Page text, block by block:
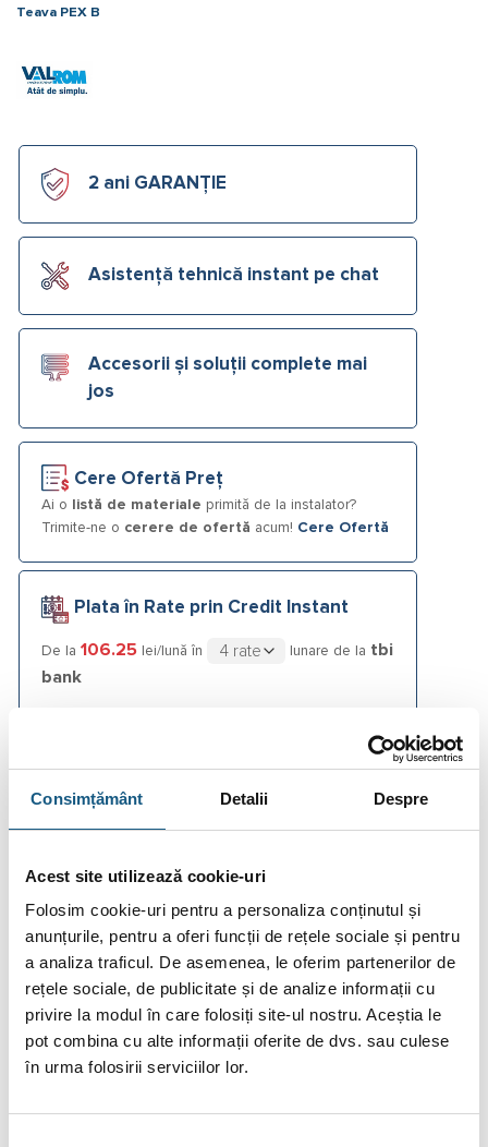
Consimțământ Detalii Despre
Acest site utilizează cookie-uri
Folosim cookie-uri pentru a personaliza conținutul și
anunțurile, pentru a oferi funcții de rețele sociale și pentru
a analiza traficul. De asemenea, le oferim partenerilor de
rețele sociale, de publicitate și de analize informații cu
privire la modul în care folosiți site-ul nostru. Aceștia le
pot combina cu alte informații oferite de dvs. sau culese
în urma folosirii serviciilor lor.
Teava PEX B
2 ani GARANȚIE
Asistență tehnică instant pe chat
Accesorii și soluții complete mai
jos
Cere Ofertă Preț
Ai o listă de materiale primită de la instalator?
Trimite-ne o cerere de ofertă acum! Cere Ofertă
Plata în Rate prin Credit Instant
De la 106.25 lei/lună în lunare de la tbi
bank
Fotografiile produselor au caracter informativ și pot
asemenea, unele specificații pot fi modificate de către
DESCRIERE
INFORMAȚII SUPLIMENTARE
BRAND